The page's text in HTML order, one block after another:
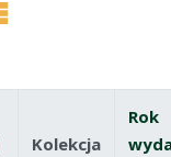
Kolekcja
Rok